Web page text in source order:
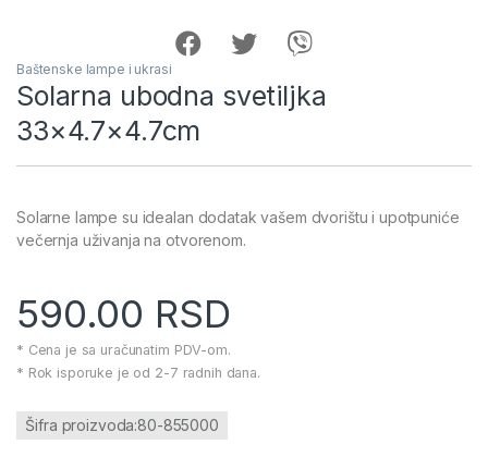
Baštenske lampe i ukrasi
Solarna ubodna svetiljka
33×4.7×4.7cm
Solarne lampe su idealan dodatak vašem dvorištu i upotpuniće
večernja uživanja na otvorenom.
590.00 RSD
* Cena je sa uračunatim PDV-om.
* Rok isporuke je od 2-7 radnih dana.
Šifra proizvoda:80-855000